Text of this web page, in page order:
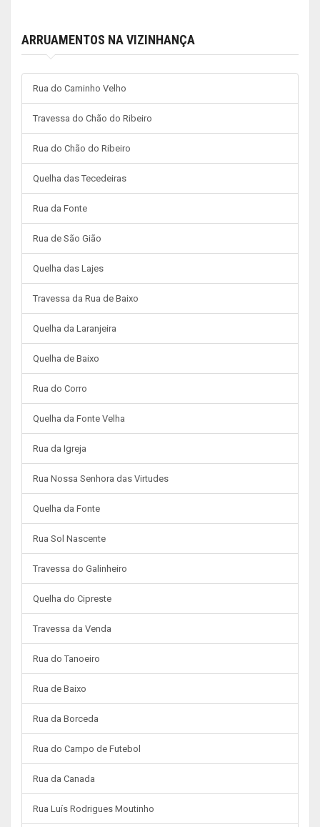
ARRUAMENTOS NA VIZINHANÇA
Rua do Caminho Velho
Travessa do Chão do Ribeiro
Rua do Chão do Ribeiro
Quelha das Tecedeiras
Rua da Fonte
Rua de São Gião
Quelha das Lajes
Travessa da Rua de Baixo
Quelha da Laranjeira
Quelha de Baixo
Rua do Corro
Quelha da Fonte Velha
Rua da Igreja
Rua Nossa Senhora das Virtudes
Quelha da Fonte
Rua Sol Nascente
Travessa do Galinheiro
Quelha do Cipreste
Travessa da Venda
Rua do Tanoeiro
Rua de Baixo
Rua da Borceda
Rua do Campo de Futebol
Rua da Canada
Rua Luís Rodrigues Moutinho